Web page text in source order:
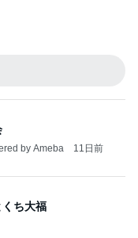
by Ameba 11日前
ち大福